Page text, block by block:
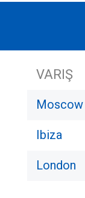
VARIŞ
Moscow
Ibiza
London